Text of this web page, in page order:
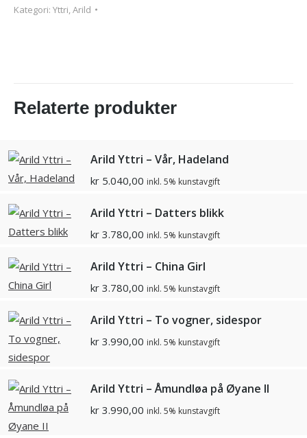
Kategori: Yttri, Arild
Relaterte produkter
Arild Yttri – Vår, Hadeland
kr 5.040,00 inkl. 5% kunstavgift
Arild Yttri – Datters blikk
kr 3.780,00 inkl. 5% kunstavgift
Arild Yttri – China Girl
kr 3.780,00 inkl. 5% kunstavgift
Arild Yttri – To vogner, sidespor
kr 3.990,00 inkl. 5% kunstavgift
Arild Yttri – Åmundløa på Øyane II
kr 3.990,00 inkl. 5% kunstavgift